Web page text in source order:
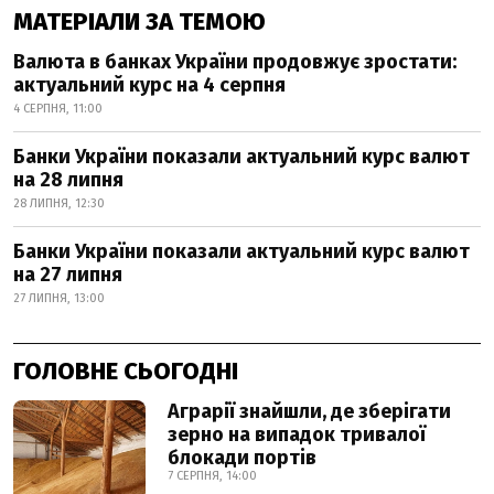
МАТЕРІАЛИ ЗА ТЕМОЮ
Валюта в банках України продовжує зростати:
актуальний курс на 4 серпня
4 СЕРПНЯ, 11:00
Банки України показали актуальний курс валют
на 28 липня
28 ЛИПНЯ, 12:30
Банки України показали актуальний курс валют
на 27 липня
27 ЛИПНЯ, 13:00
ГОЛОВНЕ СЬОГОДНІ
Аграрії знайшли, де зберігати
зерно на випадок тривалої
блокади портів
7 СЕРПНЯ, 14:00